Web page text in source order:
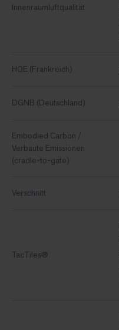
Innenraumluftqualität
HQE (Frankreich)
DGNB (Deutschland)
Embodied Carbon /
Verbaute Emissionen
(cradle-to-gate)
Verschnitt
TacTiles®